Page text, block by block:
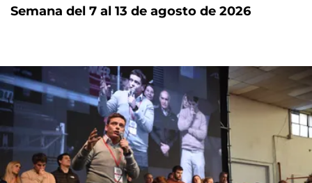
Semana del 7 al 13 de agosto de 2026